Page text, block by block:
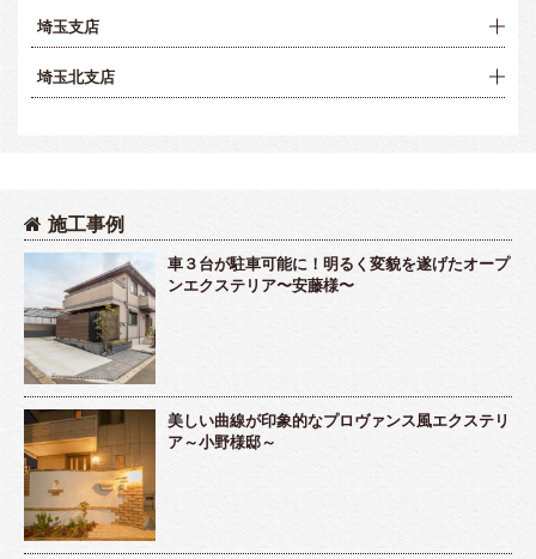
埼玉支店
埼玉北支店
施工事例
車３台が駐車可能に！明るく変貌を遂げたオープ
ンエクステリア〜安藤様〜
美しい曲線が印象的なプロヴァンス風エクステリ
ア～小野様邸～